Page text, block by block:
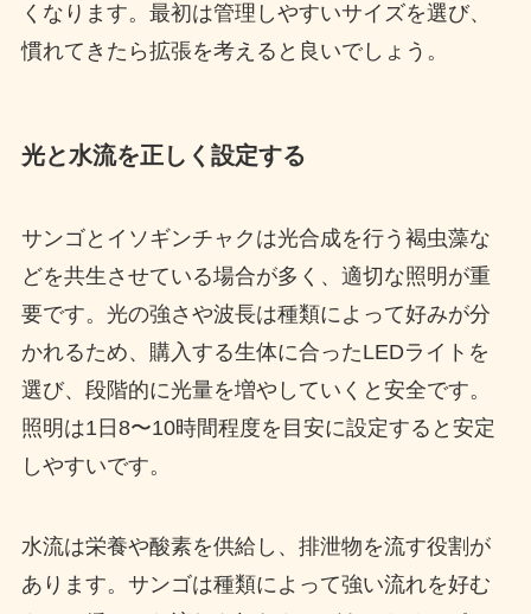
くなります。最初は管理しやすいサイズを選び、
慣れてきたら拡張を考えると良いでしょう。
光と水流を正しく設定する
サンゴとイソギンチャクは光合成を行う褐虫藻な
どを共生させている場合が多く、適切な照明が重
要です。光の強さや波長は種類によって好みが分
かれるため、購入する生体に合ったLEDライトを
選び、段階的に光量を増やしていくと安全です。
照明は1日8〜10時間程度を目安に設定すると安定
しやすいです。
水流は栄養や酸素を供給し、排泄物を流す役割が
あります。サンゴは種類によって強い流れを好む